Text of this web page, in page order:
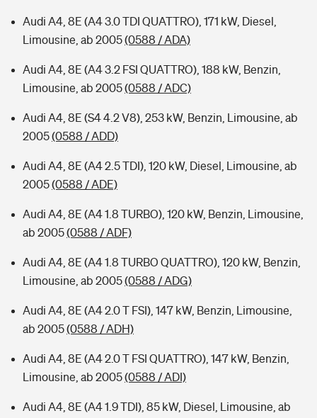
Audi A4, 8E (A4 3.0 TDI QUATTRO), 171 kW, Diesel,
Limousine, ab 2005(0588 / ADA)
Audi A4, 8E (A4 3.2 FSI QUATTRO), 188 kW, Benzin,
Limousine, ab 2005(0588 / ADC)
Audi A4, 8E (S4 4.2 V8), 253 kW, Benzin, Limousine, ab
2005(0588 / ADD)
Audi A4, 8E (A4 2.5 TDI), 120 kW, Diesel, Limousine, ab
2005(0588 / ADE)
Audi A4, 8E (A4 1.8 TURBO), 120 kW, Benzin, Limousine,
ab 2005(0588 / ADF)
Audi A4, 8E (A4 1.8 TURBO QUATTRO), 120 kW, Benzin,
Limousine, ab 2005(0588 / ADG)
Audi A4, 8E (A4 2.0 T FSI), 147 kW, Benzin, Limousine,
ab 2005(0588 / ADH)
Audi A4, 8E (A4 2.0 T FSI QUATTRO), 147 kW, Benzin,
Limousine, ab 2005(0588 / ADI)
Audi A4, 8E (A4 1.9 TDI), 85 kW, Diesel, Limousine, ab